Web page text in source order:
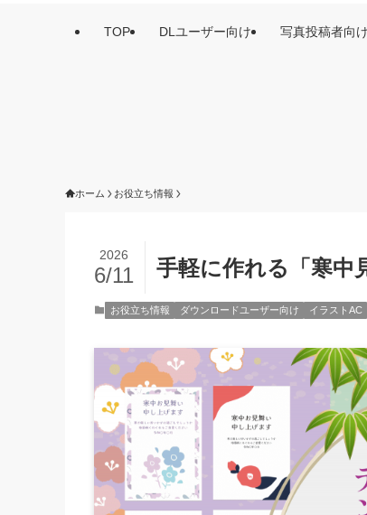
TOP DLユーザー向け 写真投稿者向け
ホーム お役立ち情報
手軽に作れる「寒中
2026
6/11
お役立ち情報 ダウンロードユーザー向け イラストAC